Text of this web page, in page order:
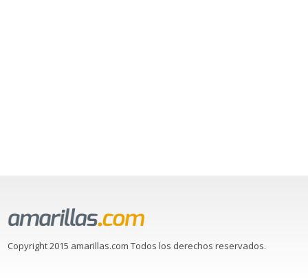
Copyright 2015 amarillas.com Todos los derechos reservados.